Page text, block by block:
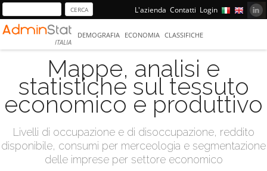
L'azienda Contatti Login
ITALIA
DEMOGRAFIA ECONOMIA CLASSIFICHE
Mappe, analisi e
statistiche sul tessuto
economico e produttivo
Livelli di occupazione e di disoccupazione, reddito
disponibile, consumi per merceologia e segmentazione
delle imprese per settore economico